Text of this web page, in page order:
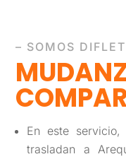
– SOMOS
En este
trasladan a